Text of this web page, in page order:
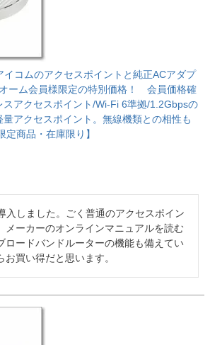
コムのアクセスポイントと純正ACアダプ
ーム会員様限定の特別価格！ 会員価格確
アクセスポイント/Wi-Fi 6準拠/1.2Gbpsの
アクセスポイント。無線機類との相性も
定商品・在庫限り】
入しました。ごく普通のアクセスポイン
メーカーのオンラインマニュアルを読む
ロードバンドルーターの機能も備えてい
お買い得だと思います。